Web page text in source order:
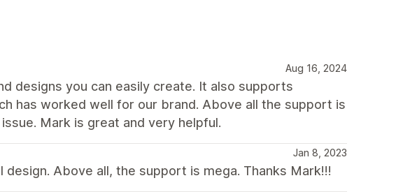
Aug 16, 2024
designs you can easily create. It also supports
has worked well for our brand. Above all the support is
Mark is great and very helpful.
Jan 8, 2023
Above all, the support is mega. Thanks Mark!!!